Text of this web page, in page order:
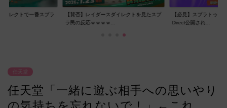
ダイレクトを見たスプ
【必見】スプラトゥーン レイダース
Direct公開され...
【悲報】コウチャンネ
子に対し局部の写真...
任天堂
任天堂「一緒に遊ぶ相手への思いやり